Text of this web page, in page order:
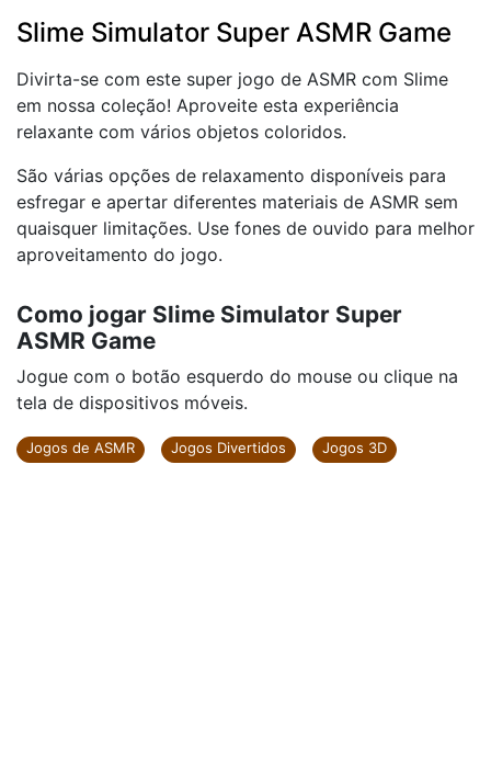
Slime Simulator Super ASMR Game
Divirta-se com este super jogo de ASMR com Slime
em nossa coleção! Aproveite esta experiência
relaxante com vários objetos coloridos.
São várias opções de relaxamento disponíveis para
esfregar e apertar diferentes materiais de ASMR sem
quaisquer limitações. Use fones de ouvido para melhor
aproveitamento do jogo.
Como jogar Slime Simulator Super
ASMR Game
Jogue com o botão esquerdo do mouse ou clique na
tela de dispositivos móveis.
Jogos de ASMR Jogos Divertidos Jogos 3D